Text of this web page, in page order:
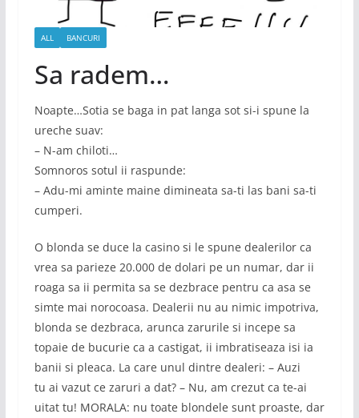
ALL BANCURI
Sa radem…
Noapte…Sotia se baga in pat langa sot si-i spune la
ureche suav:
– N-am chiloti…
Somnoros sotul ii raspunde:
– Adu-mi aminte maine dimineata sa-ti las bani sa-ti
cumperi.
O blonda se duce la casino si le spune dealerilor ca
vrea sa parieze 20.000 de dolari pe un numar, dar ii
roaga sa ii permita sa se dezbrace pentru ca asa se
simte mai norocoasa. Dealerii nu au nimic impotriva,
blonda se dezbraca, arunca zarurile si incepe sa
topaie de bucurie ca a castigat, ii imbratiseaza isi ia
banii si pleaca. La care unul dintre dealeri: – Auzi
tu ai vazut ce zaruri a dat? – Nu, am crezut ca te-ai
uitat tu! MORALA: nu toate blondele sunt proaste, dar